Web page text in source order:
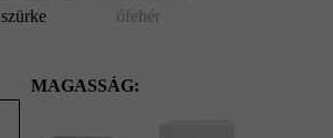
szürke ófehér
MAGASSÁG: